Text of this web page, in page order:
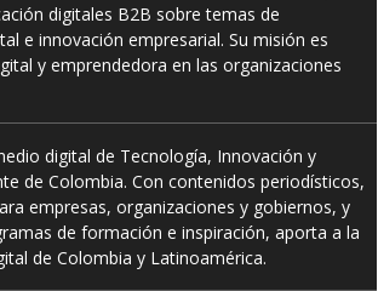
digitales B2B sobre temas de
e innovación empresarial. Su misión es
y emprendedora en las organizaciones
digital de Tecnología, Innovación y
de Colombia. Con contenidos periodísticos,
empresas, organizaciones y gobiernos, y
de formación e inspiración, aporta a la
de Colombia y Latinoamérica.